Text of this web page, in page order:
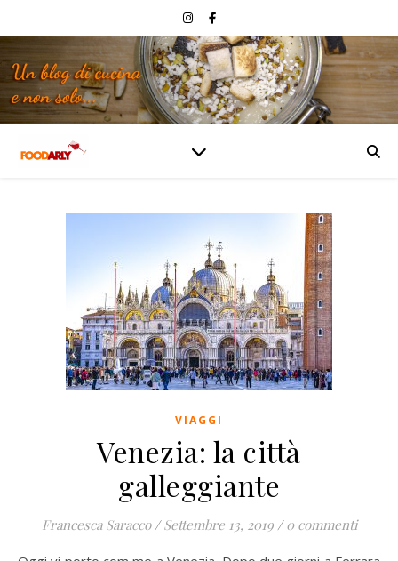
VIAGGI
Venezia: la città
galleggiante
Francesca Saracco / Settembre 13, 2019 / 0 commenti